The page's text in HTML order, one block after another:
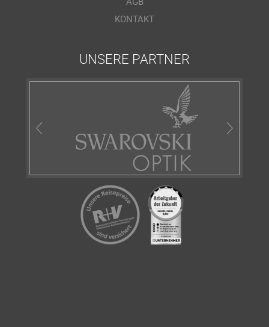
KONTAKT
UNSERE PARTNER